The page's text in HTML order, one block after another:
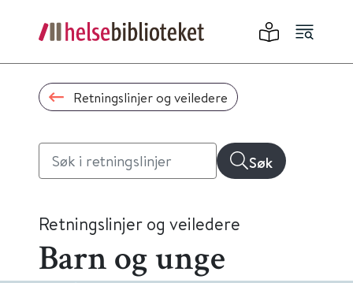
Retningslinjer og veiledere
Søk
Retningslinjer og veiledere
Barn og unge